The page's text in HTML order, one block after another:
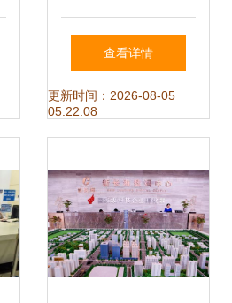
税务分局 多措并举
为群众办实事 商标
查看详情
更新时间：2026-08-05
05:22:08